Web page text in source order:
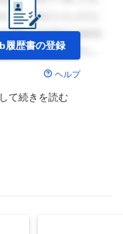
履歴書の登録
ヘルプ
して続きを読む